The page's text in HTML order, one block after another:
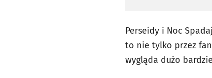
Perseidy i Noc
to nie tylko przez
wygląda dużo